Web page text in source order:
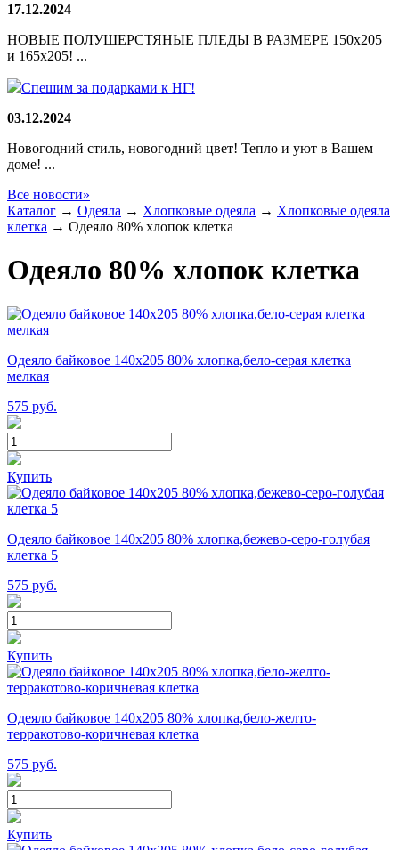
17.12.2024
НОВЫЕ ПОЛУШЕРСТЯНЫЕ ПЛЕДЫ В РАЗМЕРЕ 150х205
и 165х205! ...
Спешим за подарками к НГ!
03.12.2024
Новогодний стиль, новогодний цвет! Тепло и уют в Вашем
доме! ...
Все новости»
Каталог → Одеяла → Хлопковые одеяла → Хлопковые одеяла
клетка → Одеяло 80% хлопок клетка
Одеяло 80% хлопок клетка
Одеяло байковое 140х205 80% хлопка,бело-серая клетка
мелкая
575 руб.
Купить
Одеяло байковое 140х205 80% хлопка,бежево-серо-голубая
клетка 5
575 руб.
Купить
Одеяло байковое 140х205 80% хлопка,бело-желто-
терракотово-коричневая клетка
575 руб.
Купить